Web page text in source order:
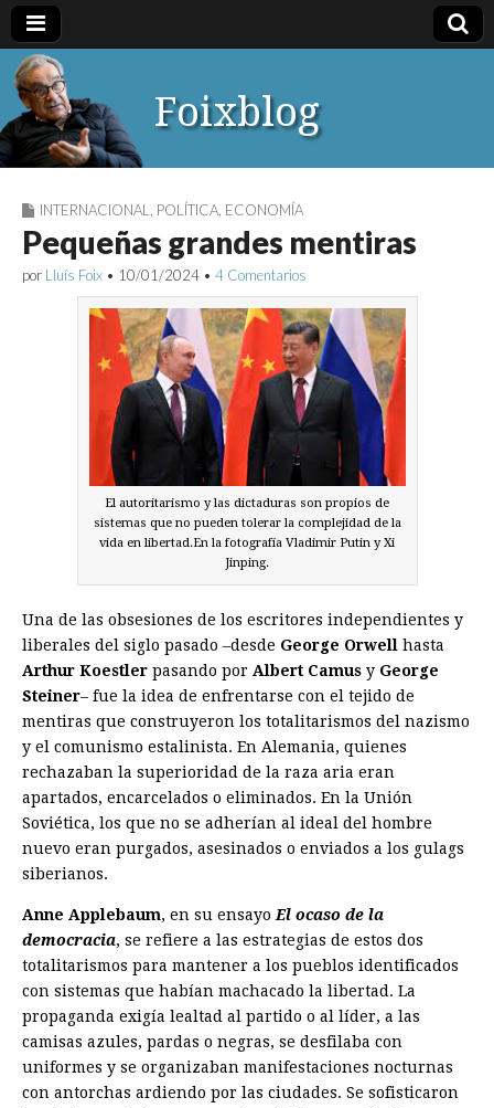
Foixblog
INTERNACIONAL POLÍTICA ECONOMÍA
Pequeñas grandes mentiras
por Lluís Foix • 10/01/2024 • 4 Comentarios
El autoritarismo y las dictaduras son propios de
sistemas que no pueden tolerar la complejidad de la
vida en libertad.En la fotografía Vladimir Putin y Xi
Jinping.
Una de las obsesiones de los escritores independientes y
liberales del siglo pasado –desde George Orwell hasta
Arthur Koestler pasando por Albert Camus y George
Steiner– fue la idea de enfrentarse con el tejido de
mentiras que construyeron los totalitarismos del nazismo
y el comunismo estalinista. En Alemania, quienes
rechazaban la superioridad de la raza aria eran
apartados, encarcelados o eliminados. En la Unión
Soviética, los que no se adherían al ideal del hombre
nuevo eran purgados, asesinados o enviados a los gulags
siberianos.
Anne Applebaum, en su ensayo El ocaso de la
democracia, se refiere a las estrategias de estos dos
totalitarismos para mantener a los pueblos identificados
con sistemas que habían machacado la libertad. La
propaganda exigía lealtad al partido o al líder, a las
camisas azules, pardas o negras, se desfilaba con
uniformes y se organizaban manifestaciones nocturnas
con antorchas ardiendo por las ciudades. Se sofisticaron